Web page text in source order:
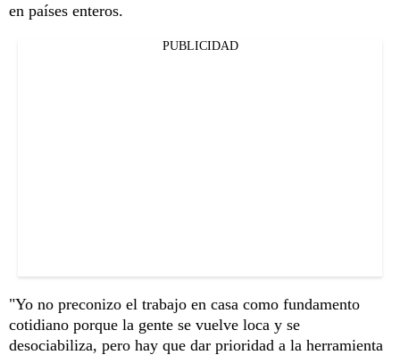
en países enteros.
PUBLICIDAD
"Yo no preconizo el trabajo en casa como fundamento
cotidiano porque la gente se vuelve loca y se
desociabiliza, pero hay que dar prioridad a la herramienta